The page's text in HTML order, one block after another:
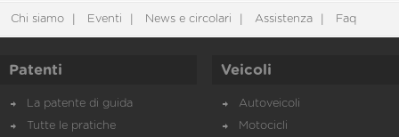
Chi siamo Eventi News e circolari Assistenza Faq
Patenti
La patente di guida
Tutte le pratiche
Veicoli
Autoveicoli
Motocicli